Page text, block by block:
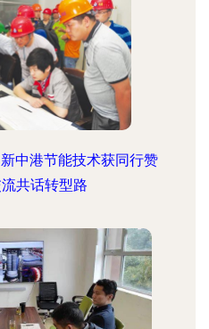
中港节能技术获同行赞
共话转型路